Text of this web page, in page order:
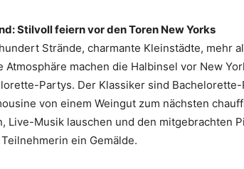
Stilvoll feiern vor den Toren New Yorks
Strände, charmante Kleinstädte, mehr
Atmosphäre machen die Halbinsel vor New
Partys. Der Klassiker sind
von einem Weingut zum nächsten
Live-Musik lauschen und den mitgebrachten
ein Gemälde.